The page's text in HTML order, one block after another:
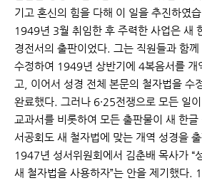
기고 혼신의 힘을 다해 이 일을 추진하였
1949년 3월 취임한 후 주력한 사업은 새
경전서의 출판이었다. 그는 직원들과 함
수정하여 1949년 상반기에 4복음서를 개
고, 이어서 성경 전체 본문의 철자법을 수
완료했다. 그러나 6·25전쟁으로 모든 일
교과서를 비롯하여 모든 출판물이 새 한
서공회도 새 철자법에 맞는 개역 성경을
1947년 성서위원회에서 김춘배 목사가 “
새 철자법을 사용하자”는 안을 제기했다.